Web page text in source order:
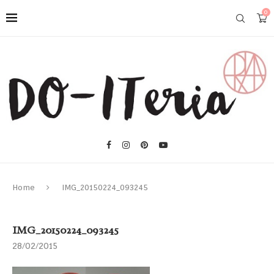
0
Home IMG_20150224_093245
IMG_20150224_093245
28/02/2015